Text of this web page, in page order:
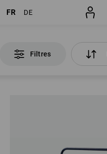
FR DE
Filtres
Filtres